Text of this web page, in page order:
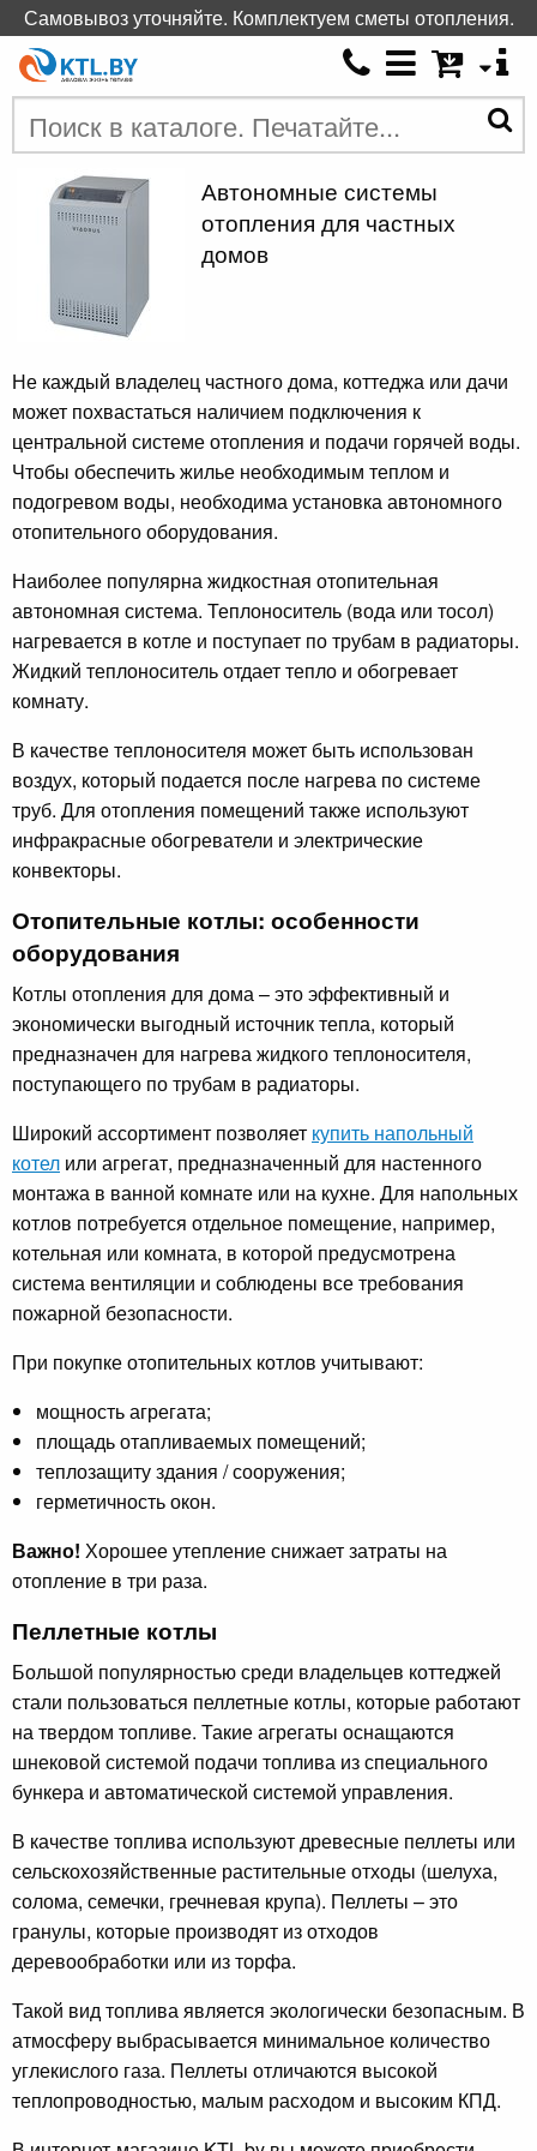
Автономные системы
отопления для частных
домов
Не каждый владелец частного дома, коттеджа или дачи
может похвастаться наличием подключения к
центральной системе отопления и подачи горячей воды.
Чтобы обеспечить жилье необходимым теплом и
подогревом воды, необходима установка автономного
отопительного оборудования.
Наиболее популярна жидкостная отопительная
автономная система. Теплоноситель (вода или тосол)
нагревается в котле и поступает по трубам в радиаторы.
Жидкий теплоноситель отдает тепло и обогревает
комнату.
В качестве теплоносителя может быть использован
воздух, который подается после нагрева по системе
труб. Для отопления помещений также используют
инфракрасные обогреватели и электрические
конвекторы.
Отопительные котлы: особенности
оборудования
Котлы отопления для дома – это эффективный и
экономически выгодный источник тепла, который
предназначен для нагрева жидкого теплоносителя,
поступающего по трубам в радиаторы.
Широкий ассортимент позволяет купить напольный
котел или агрегат, предназначенный для настенного
монтажа в ванной комнате или на кухне. Для напольных
котлов потребуется отдельное помещение, например,
котельная или комната, в которой предусмотрена
система вентиляции и соблюдены все требования
пожарной безопасности.
При покупке отопительных котлов учитывают:
мощность агрегата;
площадь отапливаемых помещений;
теплозащиту здания / сооружения;
герметичность окон.
Важно! Хорошее утепление снижает затраты на
отопление в три раза.
Пеллетные котлы
Большой популярностью среди владельцев коттеджей
стали пользоваться пеллетные котлы, которые работают
на твердом топливе. Такие агрегаты оснащаются
шнековой системой подачи топлива из специального
бункера и автоматической системой управления.
В качестве топлива используют древесные пеллеты или
сельскохозяйственные растительные отходы (шелуха,
солома, семечки, гречневая крупа). Пеллеты – это
гранулы, которые производят из отходов
деревообработки или из торфа.
Такой вид топлива является экологически безопасным. В
атмосферу выбрасывается минимальное количество
углекислого газа. Пеллеты отличаются высокой
теплопроводностью, малым расходом и высоким КПД.
Самовывоз уточняйте. Комплектуем сметы отопления.